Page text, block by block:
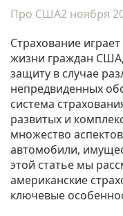
Про США2 ноября
Страхование
жизни граждан
защиту в случае
непредвиденных
система
развитых и
множество
автомобили,
этой статье мы
американские
ключевые